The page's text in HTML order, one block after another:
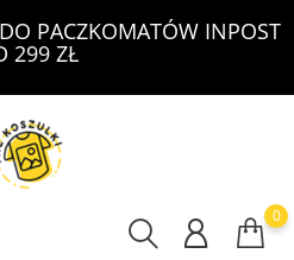
PACZKOMATÓW INPOST
299 ZŁ
0